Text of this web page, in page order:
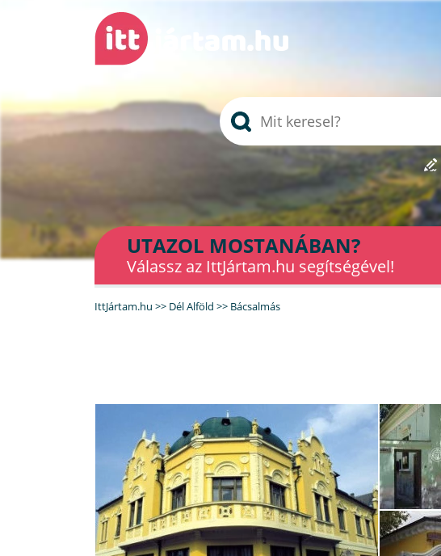
UTAZOL MOSTANÁBAN?
Válassz az IttJártam.hu segítségével!
IttJártam.hu >> Dél Alföld >> Bácsalmás